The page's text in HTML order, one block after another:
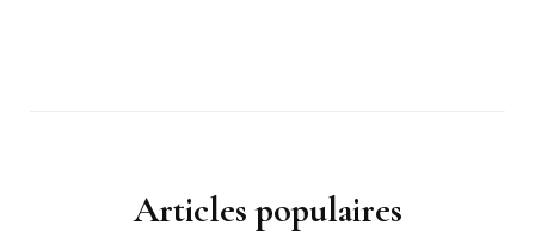
Articles populaires